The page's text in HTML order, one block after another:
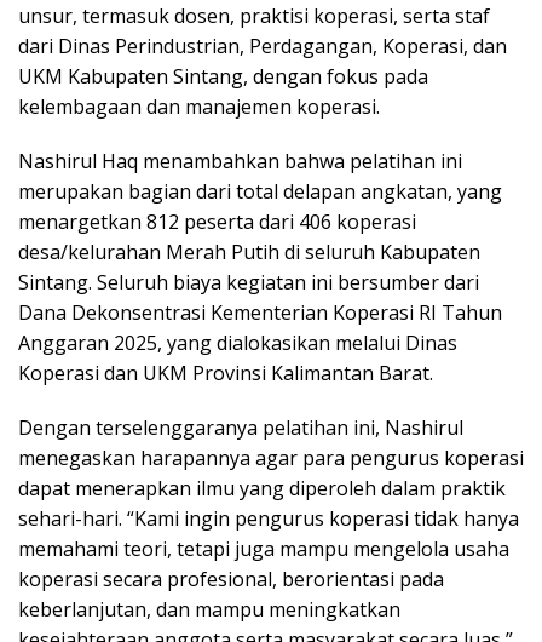
unsur, termasuk dosen, praktisi koperasi, serta staf
dari Dinas Perindustrian, Perdagangan, Koperasi, dan
UKM Kabupaten Sintang, dengan fokus pada
kelembagaan dan manajemen koperasi.
Nashirul Haq menambahkan bahwa pelatihan ini
merupakan bagian dari total delapan angkatan, yang
menargetkan 812 peserta dari 406 koperasi
desa/kelurahan Merah Putih di seluruh Kabupaten
Sintang. Seluruh biaya kegiatan ini bersumber dari
Dana Dekonsentrasi Kementerian Koperasi RI Tahun
Anggaran 2025, yang dialokasikan melalui Dinas
Koperasi dan UKM Provinsi Kalimantan Barat.
Dengan terselenggaranya pelatihan ini, Nashirul
menegaskan harapannya agar para pengurus koperasi
dapat menerapkan ilmu yang diperoleh dalam praktik
sehari-hari. “Kami ingin pengurus koperasi tidak hanya
memahami teori, tetapi juga mampu mengelola usaha
koperasi secara profesional, berorientasi pada
keberlanjutan, dan mampu meningkatkan